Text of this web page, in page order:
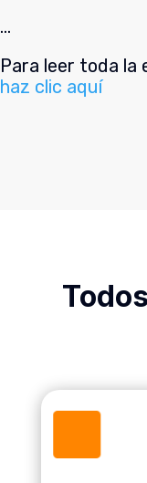
…
Para leer toda la
haz clic aquí